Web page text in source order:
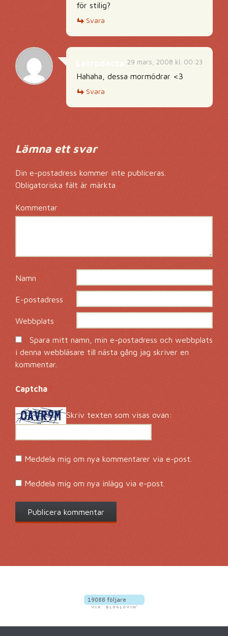
för stilig?
Svara
29 mars, 2008 kl. 00:23
Hahaha, dessa mormödrar <3
Svara
Lämna ett svar
Din e-postadress kommer inte publiceras.
Obligatoriska fält är märkta *
Kommentar*
Namn *
E-postadress*
Webbplats
Spara mitt namn, min e-postadress och webbplats
i denna webbläsare till nästa gång jag skriver en
kommentar.
Captcha*
Skriv texten som visas ovan:
Meddela mig om nya kommentarer via e-post.
Meddela mig om nya inlägg via e-post.